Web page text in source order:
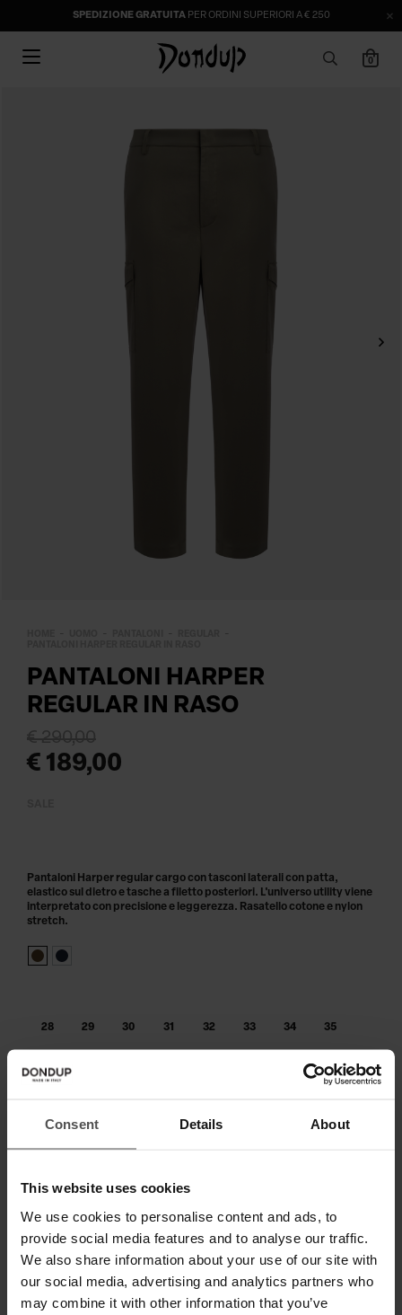
Consent Details About
This website uses cookies
We use cookies to personalise content and ads, to
provide social media features and to analyse our traffic.
We also share information about your use of our site with
our social media, advertising and analytics partners who
may combine it with other information that you’ve
SPEDIZIONE GRATUITAPER ORDINI SUPERIORI A € 250
0
PANTALONI HARPER
REGULAR IN RASO
€ 189,00
€ 290,00
28 29 30 31 32 33 34 35
36
AGGIUNGI AL CARRELLO
Pantaloni Harper regular cargo con tasconi laterali con patta,
elastico sul dietro e tasche a filetto posteriori. L'universo utility viene
interpretato con precisione e leggerezza. Rasatello cotone e nylon
stretch.
SPEDIZIONE E RESO
SPECIFICHE TECNICHE